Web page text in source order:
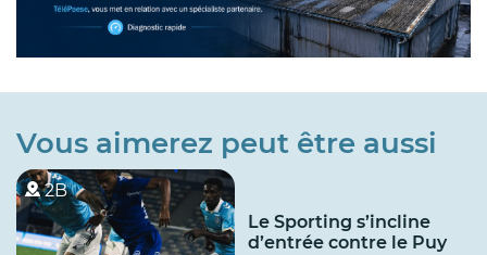
Vous aimerez peut être aussi
2B
Le Sporting s’incline
d’entrée contre le Puy